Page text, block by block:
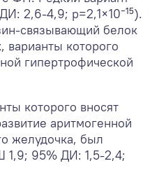
2,6-4,9; p=2,1×10⁻¹⁵).
связывающий белок
варианты которого
гипертрофической
которого вносят
аритмогенной
желудочка, был
95% ДИ: 1,5-2,4;